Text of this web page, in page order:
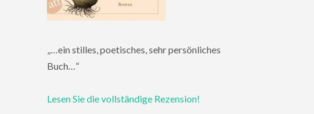
„…ein stilles, poetisches, sehr persönliches
Buch…“
Lesen Sie die vollständige Rezension!